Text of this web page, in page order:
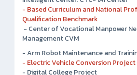
- Based Curriculum and National
Qualification Benchmark
- Center of Vocational Manpower
Management CVM
- Arm Robot Maintenance and
- Electric Vehicle Conversion Project
- Digital College Project